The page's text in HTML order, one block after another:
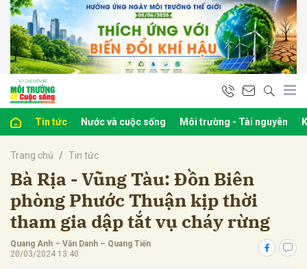
Tin tức Nước và cuộc sống Môi trường - Tài nguyên
Trang chủ Tin tức
Bà Rịa - Vũng Tàu: Đồn Biên
phòng Phước Thuận kịp thời
tham gia dập tắt vụ cháy rừng
Quang Anh – Văn Danh – Quang Tiến
20/03/2024 13:40
luận
Hủy